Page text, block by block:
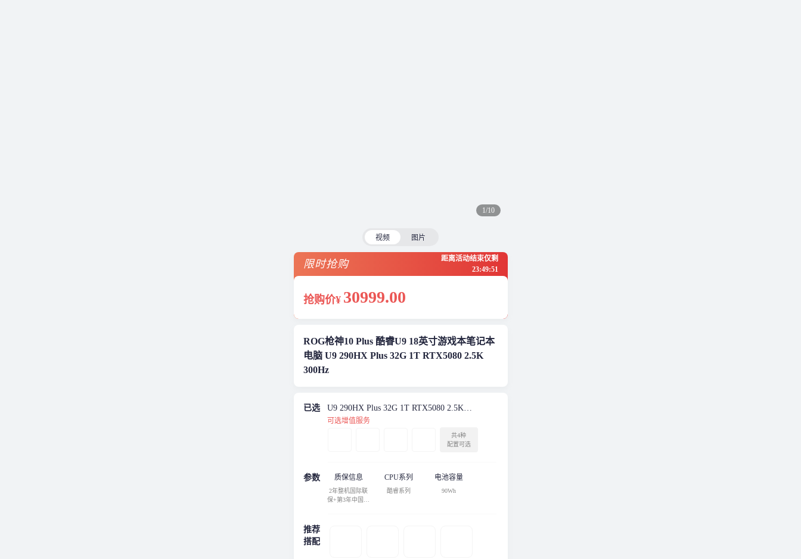
1/10
视频 图片
限时抢购
距离活动结束仅剩
23:49:51
抢购价¥ 30999.00
ROG枪神10 Plus 酷睿U9 18英寸游戏本笔记本
电脑 U9 290HX Plus 32G 1T RTX5080 2.5K
300Hz
已选
U9 290HX Plus 32G 1T RTX5080 2.5K
300Hz
可选增值服务
共4种
配置可选
参数 质保信息
2年整机国际联
保+第3年中国大
CPU系列
酷睿系列
电池容量
90Wh
推荐
搭配